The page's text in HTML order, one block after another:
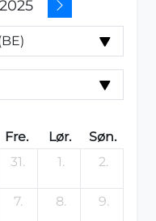
Fre. Lør.
Søn.
31. 1. 2.
7. 8. 9.